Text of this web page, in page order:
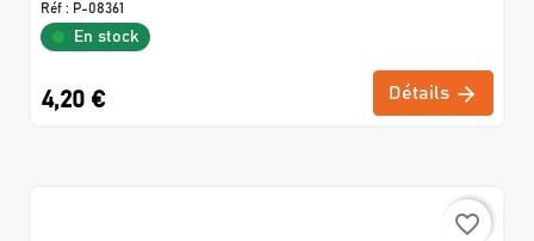
Réf : P-08361
En stock
4,20 € Détails
favorite_border